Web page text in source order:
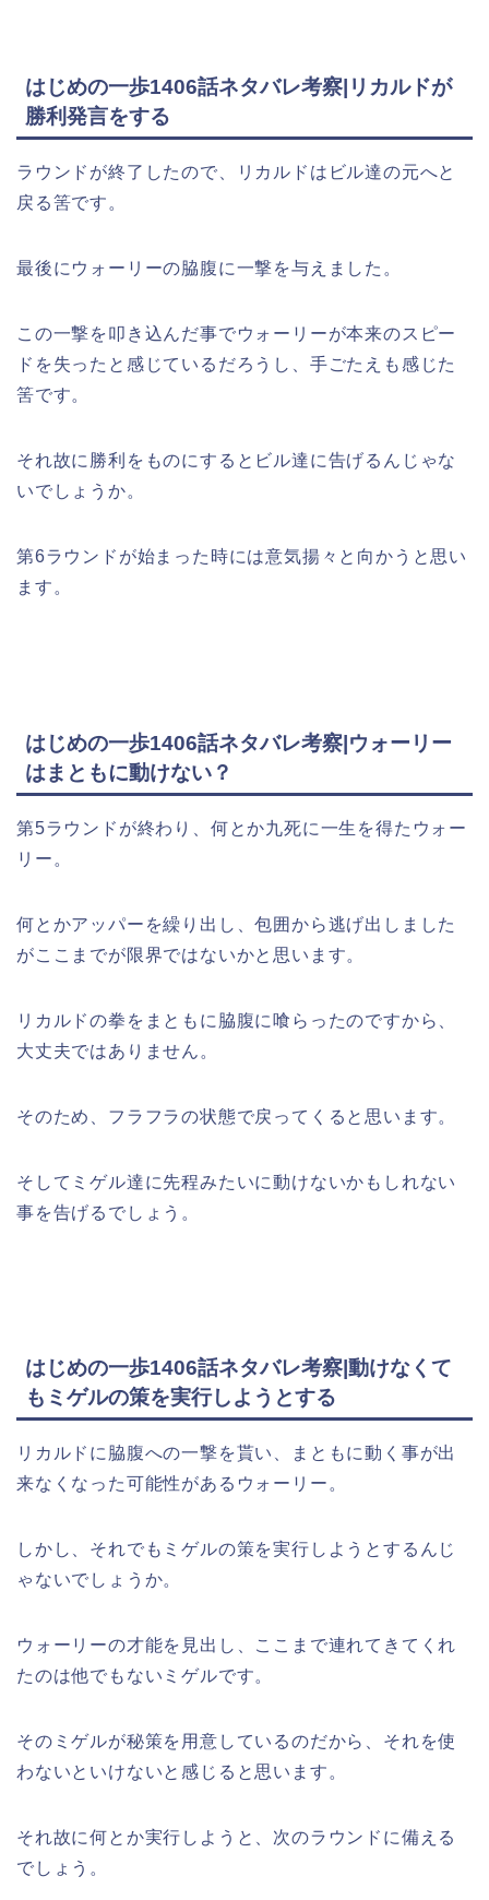
はじめの一歩1406話ネタバレ考察|リカルドが
勝利発言をする
ラウンドが終了したので、リカルドはビル達の元へと
戻る筈です。
最後にウォーリーの脇腹に一撃を与えました。
この一撃を叩き込んだ事でウォーリーが本来のスピー
ドを失ったと感じているだろうし、手ごたえも感じた
筈です。
それ故に勝利をものにするとビル達に告げるんじゃな
いでしょうか。
第6ラウンドが始まった時には意気揚々と向かうと思い
ます。
はじめの一歩1406話ネタバレ考察|ウォーリー
はまともに動けない？
第5ラウンドが終わり、何とか九死に一生を得たウォー
リー。
何とかアッパーを繰り出し、包囲から逃げ出しました
がここまでが限界ではないかと思います。
リカルドの拳をまともに脇腹に喰らったのですから、
大丈夫ではありません。
そのため、フラフラの状態で戻ってくると思います。
そしてミゲル達に先程みたいに動けないかもしれない
事を告げるでしょう。
はじめの一歩1406話ネタバレ考察|動けなくて
もミゲルの策を実行しようとする
リカルドに脇腹への一撃を貰い、まともに動く事が出
来なくなった可能性があるウォーリー。
しかし、それでもミゲルの策を実行しようとするんじ
ゃないでしょうか。
ウォーリーの才能を見出し、ここまで連れてきてくれ
たのは他でもないミゲルです。
そのミゲルが秘策を用意しているのだから、それを使
わないといけないと感じると思います。
それ故に何とか実行しようと、次のラウンドに備える
でしょう。